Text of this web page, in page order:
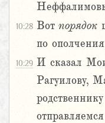
10:28 Вот порядок
по
10:29 И сказал
Рагуилову,